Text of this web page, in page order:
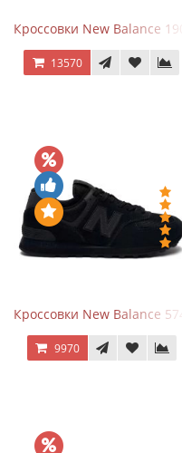
Кроссовки New Balance
13570
Кроссовки New Balance
9970